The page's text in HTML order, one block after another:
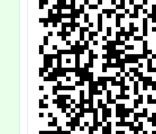
案，鼓勵各校教
師參加，詳如說
明，請 查照。